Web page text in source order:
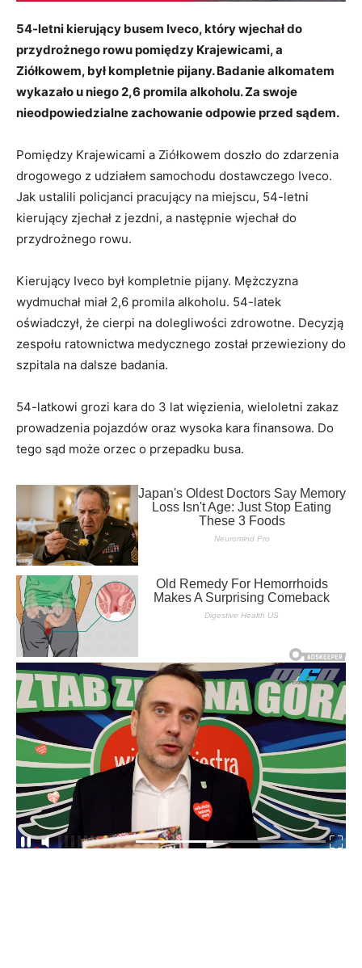
54-letni kierujący busem Iveco, który wjechał do
przydrożnego rowu pomiędzy Krajewicami, a
Ziółkowem, był kompletnie pijany. Badanie alkomatem
wykazało u niego 2,6 promila alkoholu. Za swoje
nieodpowiedzialne zachowanie odpowie przed sądem.
Pomiędzy Krajewicami a Ziółkowem doszło do zdarzenia
drogowego z udziałem samochodu dostawczego Iveco.
Jak ustalili policjanci pracujący na miejscu, 54-letni
kierujący zjechał z jezdni, a następnie wjechał do
przydrożnego rowu.
Kierujący Iveco był kompletnie pijany. Mężczyzna
wydmuchał miał 2,6 promila alkoholu. 54-latek
oświadczył, że cierpi na dolegliwości zdrowotne. Decyzją
zespołu ratownictwa medycznego został przewieziony do
szpitala na dalsze badania.
54-latkowi grozi kara do 3 lat więzienia, wieloletni zakaz
prowadzenia pojazdów oraz wysoka kara finansowa. Do
tego sąd może orzec o przepadku busa.